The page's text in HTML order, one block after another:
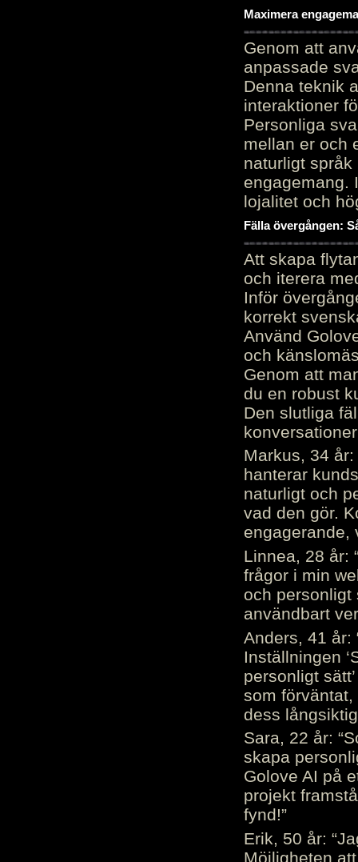
Maximera
Genom att
anpassade
Denna teknik
interaktioner
Personliga
mellan er och
naturligt
engagemang.
lojalitet och
Fälla övergången:
Att skapa
och iterera
Inför
korrekt
Använd
och
Genom att
du en robust
Den slutliga
Markus, 34
hanterar
naturligt och
vad den gör.
engagerande,
Linnea, 28 år:
frågor i min
och personligt
användbart
Anders, 41 år:
Inställningen
personligt
som
dess
Sara, 22 år:
skapa
Golove AI på
projekt
fynd!”
Erik, 50 år:
Möjligheten